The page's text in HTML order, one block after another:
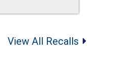
View All Recalls